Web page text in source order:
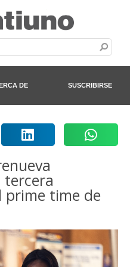
DE SUSCRIBIRSE
tercera
prime time de